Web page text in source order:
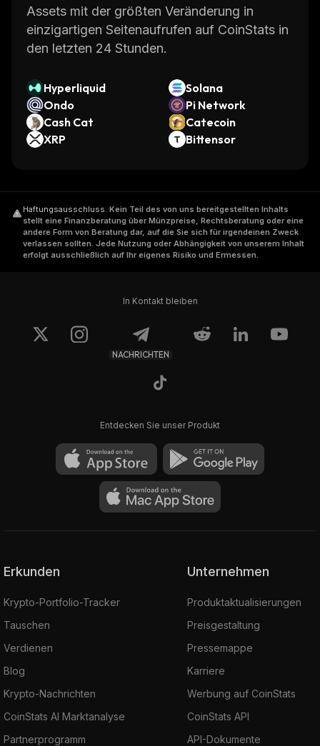
Assets mit der größten Veränderung in
einzigartigen Seitenaufrufen auf CoinStats in
den letzten 24 Stunden.
Hyperliquid
Solana
Ondo
Pi Network
Cash Cat
Catecoin
XRP
Bittensor
Haftungsausschluss. Kein Teil des von uns bereitgestellten Inhalts
stellt eine Finanzberatung über Münzpreise, Rechtsberatung oder eine
andere Form von Beratung dar, auf die Sie sich für irgendeinen Zweck
verlassen sollten. Jede Nutzung oder Abhängigkeit von unserem Inhalt
erfolgt ausschließlich auf Ihr eigenes Risiko und Ermessen.
In Kontakt bleiben
NACHRICHTEN
Entdecken Sie unser Produkt
Erkunden
Krypto-Portfolio-Tracker
Tauschen
Verdienen
Blog
Krypto-Nachrichten
CoinStats AI Marktanalyse
Partnerprogramm
Unternehmen
Produktaktualisierungen
Preisgestaltung
Pressemappe
Karriere
Werbung auf CoinStats
CoinStats API
API-Dokumente